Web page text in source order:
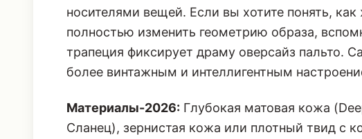
носителями вещей. Если вы хотите понять,
полностью изменить геометрию образа,
трапеция фиксирует драму оверсайз пальто.
более винтажным и интеллигентным
Материалы-2026: Глубокая матовая кожа
Сланец), зернистая кожа или плотный твид с